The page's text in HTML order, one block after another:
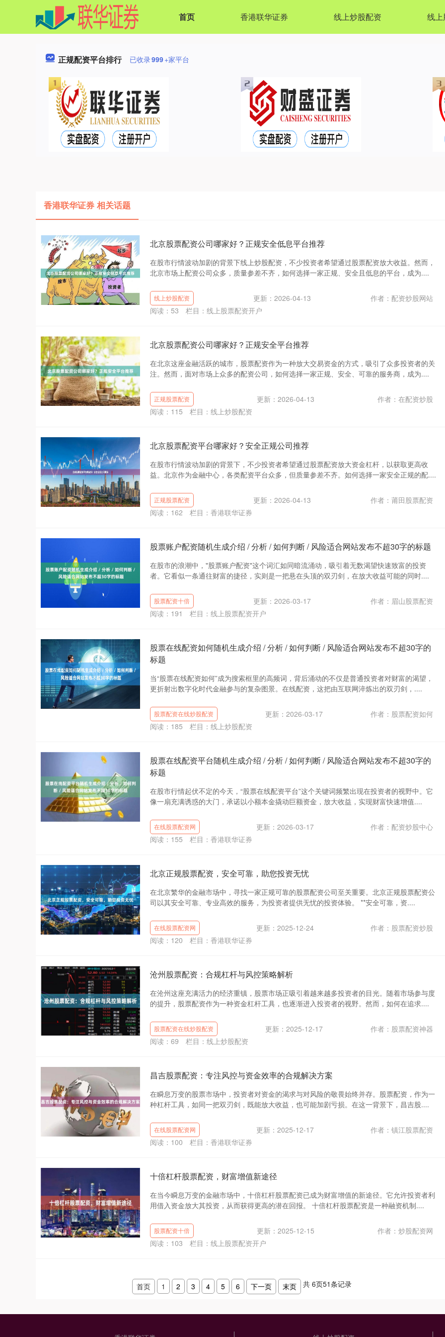
首页 香港联华证券 线上炒股配资 线
正规配资平台排行 已收录999+家平台
香港联华证券 相关话题
北京股票配资公司哪家好？正规安全低息平台推荐
在股市行情波动加剧的背景下线上炒股配资，不少投资者希望通过股票配资放大收益。然而，
北京市场上配资公司众多，质量参差不齐，如何选择一家正规、安全且低息的平台，成为....
线上炒股配资 更新：2026-04-13
作者：配资炒股网站
阅读： 53 栏目： 线上股票配资开户
北京股票配资公司哪家好？正规安全平台推荐
在北京这座金融活跃的城市，股票配资作为一种放大交易资金的方式，吸引了众多投资者的关
注。然而，面对市场上众多的配资公司，如何选择一家正规、安全、可靠的服务商，成为....
正规股票配资 更新：2026-04-13
作者：在配资炒股
阅读： 115 栏目： 线上炒股配资
北京股票配资平台哪家好？安全正规公司推荐
在股市行情波动加剧的背景下，不少投资者希望通过股票配资放大资金杠杆，以获取更高收
益。北京作为金融中心，各类配资平台众多，但质量参差不齐。如何选择一家安全正规的配....
正规股票配资 更新：2026-04-13
作者：莆田股票配资
阅读： 162 栏目： 香港联华证券
股票账户配资随机生成介绍 / 分析 / 如何判断 / 风险适合网站发布不超30字的标题
在股市的浪潮中，"股票账户配资"这个词汇如同暗流涌动，吸引着无数渴望快速致富的投资
者。它看似一条通往财富的捷径，实则是一把悬在头顶的双刃剑，在放大收益可能的同时....
股票配资十倍 更新：2026-03-17
作者：眉山股票配资
阅读： 191 栏目： 线上股票配资开户
股票在线配资如何随机生成介绍 / 分析 / 如何判断 / 风险适合网站发布不超30字的
标题
当“股票在线配资如何”成为搜索框里的高频词，背后涌动的不仅是普通投资者对财富的渴望，
更折射出数字化时代金融参与的复杂图景。在线配资，这把由互联网淬炼出的双刃剑，....
股票配资在线炒股配资 更新：2026-03-17
作者：股票配资如何
阅读： 185 栏目： 线上炒股配资
股票在线配资平台随机生成介绍 / 分析 / 如何判断 / 风险适合网站发布不超30字的
标题
在股市行情起伏不定的今天，“股票在线配资平台”这个关键词频繁出现在投资者的视野中。它
像一扇充满诱惑的大门，承诺以小额本金撬动巨额资金，放大收益，实现财富快速增值....
在线股票配资网 更新：2026-03-17
作者：配资炒股中心
阅读： 155 栏目： 香港联华证券
北京正规股票配资，安全可靠，助您投资无忧
在北京繁华的金融市场中，寻找一家正规可靠的股票配资公司至关重要。北京正规股票配资公
司以其安全可靠、专业高效的服务，为投资者提供无忧的投资体验。 **安全可靠，资....
在线股票配资网 更新：2025-12-24
作者：股票配资炒股
阅读： 120 栏目： 香港联华证券
沧州股票配资：合规杠杆与风控策略解析
在沧州这座充满活力的经济重镇，股票市场正吸引着越来越多投资者的目光。随着市场参与度
的提升，股票配资作为一种资金杠杆工具，也逐渐进入投资者的视野。然而，如何在追求....
股票配资在线炒股配资 更新：2025-12-17
作者：股票配资神器
阅读： 69 栏目： 线上炒股配资
昌吉股票配资：专注风控与资金效率的合规解决方案
在瞬息万变的股票市场中，投资者对资金的渴求与对风险的敬畏始终并存。股票配资，作为一
种杠杆工具，如同一把双刃剑，既能放大收益，也可能加剧亏损。在这一背景下，昌吉股....
在线股票配资网 更新：2025-12-17
作者：镇江股票配资
阅读： 100 栏目： 香港联华证券
十倍杠杆股票配资，财富增值新途径
在当今瞬息万变的金融市场中，十倍杠杆股票配资已成为财富增值的新途径。它允许投资者利
用借入资金放大其投资，从而获得更高的潜在回报。 十倍杠杆股票配资是一种融资机制....
股票配资十倍 更新：2025-12-15
作者：炒股配资网
阅读： 103 栏目： 线上股票配资开户
首页 1 2 3 4 5 6 下一页 末页 共 6页51条记录